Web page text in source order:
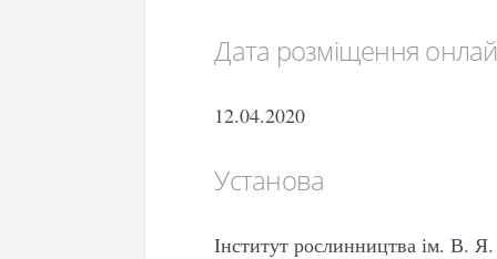
Дата розміщення
12.04.2020
Установа
Інститут рослинництва ім. В.